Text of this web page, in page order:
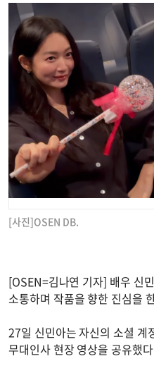
[사진]OSEN DB.
[OSEN=김나연 기자] 배우 신
소통하며 작품을 향한 진심을
27일 신민아는 자신의 소셜 계
무대인사 현장 영상을 공유했